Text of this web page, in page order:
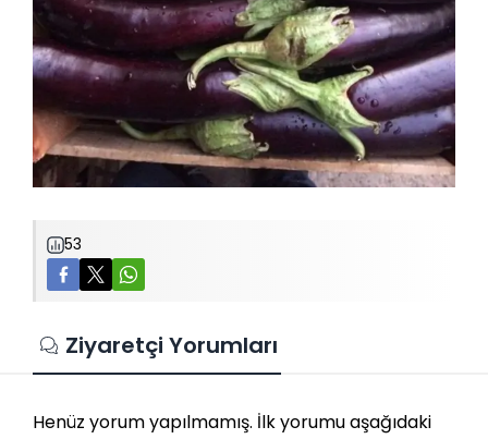
53
Ziyaretçi Yorumları
Henüz yorum yapılmamış. İlk yorumu aşağıdaki